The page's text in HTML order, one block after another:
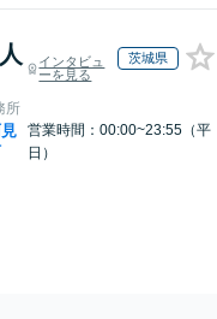
インタビュ
ーを見る
茨城県
所
営業時間：00:00~23:55（平
日）